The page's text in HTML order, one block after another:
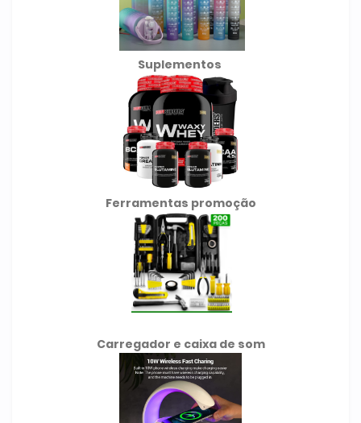
Suplementos
Ferramentas promoção
Carregador e caixa de som